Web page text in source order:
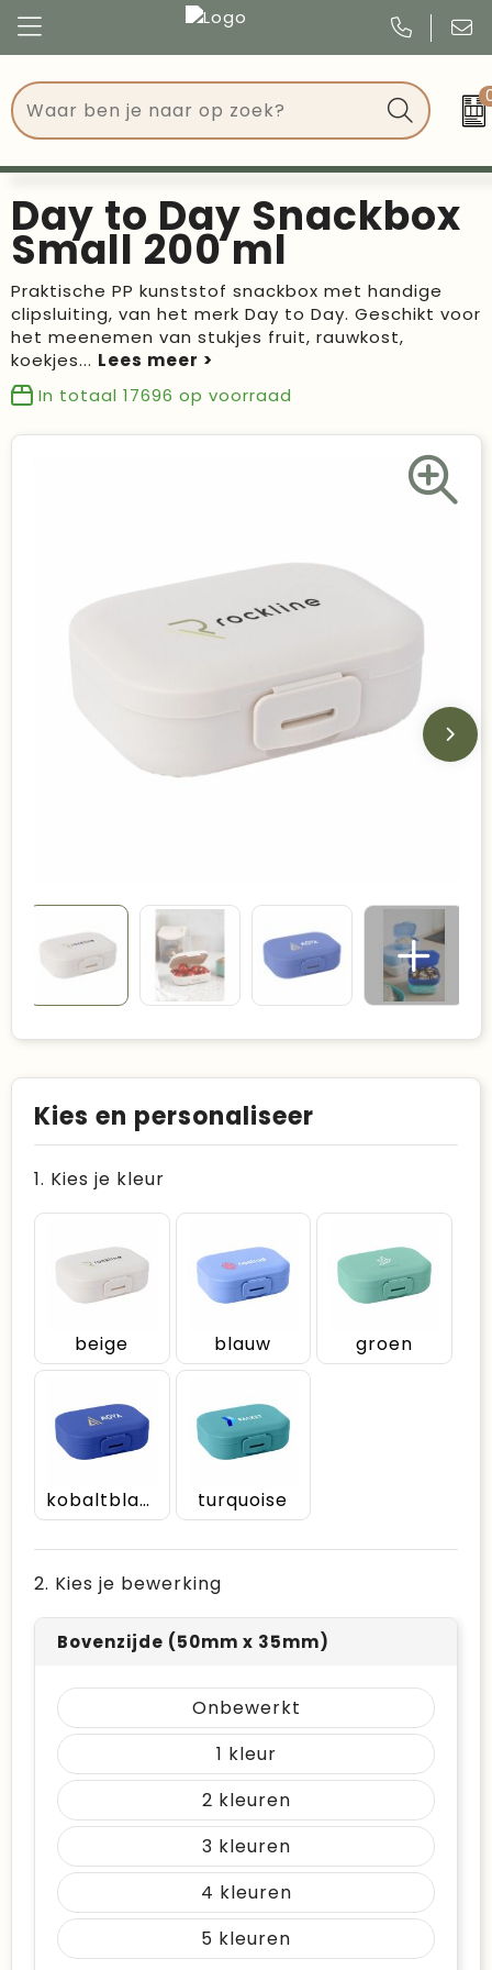
Tassen
Drinkwaren
Events
Give Aways
Geschenken
Kantoorartikelen
Made in Europe
Congres
Events
Kerst
Verjaardagen
Voetbal, EK en WK
Day to Day Snackbox
Small 200 ml
Praktische PP kunststof snackbox met handige
clipsluiting, van het merk Day to Day. Geschikt voor
het meenemen van stukjes fruit, rauwkost,
koekjes...
In totaal 17696 op voorraad
Kies en personaliseer
1. Kies je kleur
beige blauw groen
kobaltblauw turquoise
2. Kies je bewerking
Bovenzijde (50mm x 35mm)
Onbewerkt
1
2
3
4
5